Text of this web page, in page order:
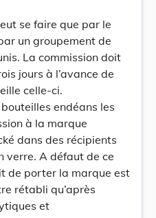
se faire que par le
un groupement de
La commission doit
jours à l’avance de
celle-ci.
endéans les
à la marque
dans des récipients
verre. A défaut de ce
de porter la marque est
rétabli qu’après
et